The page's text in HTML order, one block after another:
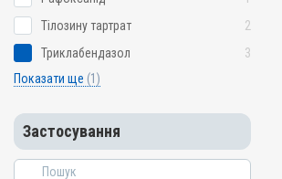
Тілозину тартрат
2
Триклабендазол
3
Показати ще (1)
Застосування